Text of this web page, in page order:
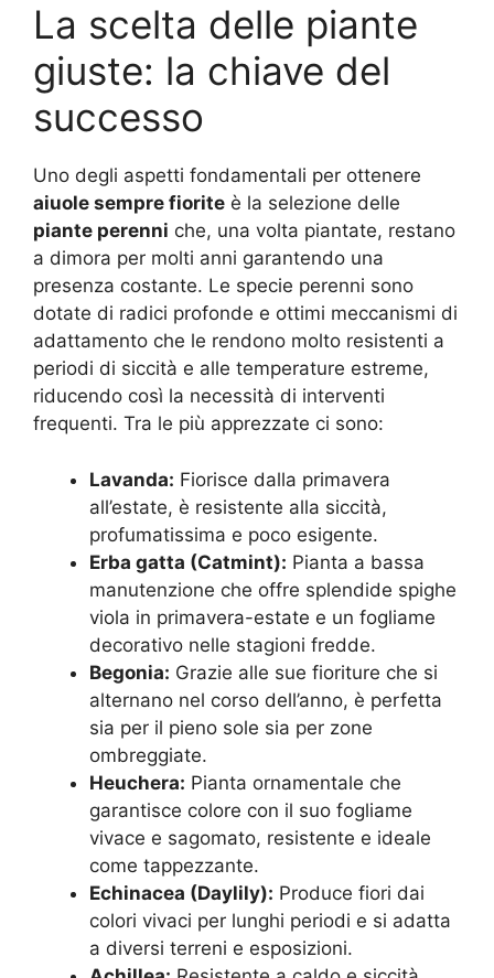
La scelta delle piante
giuste: la chiave del
successo
Uno degli aspetti fondamentali per ottenere
aiuole sempre fiorite è la selezione delle
piante perenni che, una volta piantate, restano
a dimora per molti anni garantendo una
presenza costante. Le specie perenni sono
dotate di radici profonde e ottimi meccanismi di
adattamento che le rendono molto resistenti a
periodi di siccità e alle temperature estreme,
riducendo così la necessità di interventi
frequenti. Tra le più apprezzate ci sono:
Lavanda: Fiorisce dalla primavera
all’estate, è resistente alla siccità,
profumatissima e poco esigente.
Erba gatta (Catmint): Pianta a bassa
manutenzione che offre splendide spighe
viola in primavera-estate e un fogliame
decorativo nelle stagioni fredde.
Begonia: Grazie alle sue fioriture che si
alternano nel corso dell’anno, è perfetta
sia per il pieno sole sia per zone
ombreggiate.
Heuchera: Pianta ornamentale che
garantisce colore con il suo fogliame
vivace e sagomato, resistente e ideale
come tappezzante.
Echinacea (Daylily): Produce fiori dai
colori vivaci per lunghi periodi e si adatta
a diversi terreni e esposizioni.